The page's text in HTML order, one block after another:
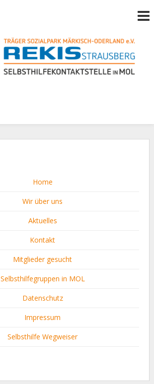
Home
Wir über uns
Aktuelles
Kontakt
Mitglieder gesucht
Selbsthilfegruppen in MOL
Datenschutz
Impressum
Selbsthilfe Wegweiser